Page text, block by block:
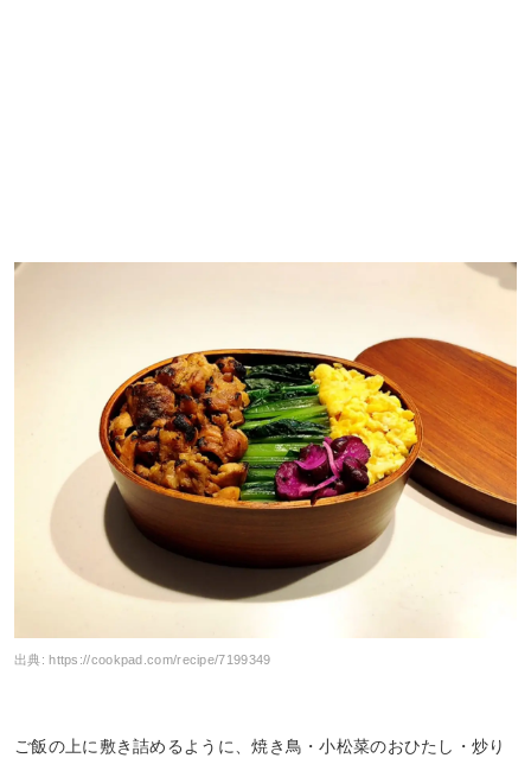
出典: https://cookpad.com/recipe/7199349
ご飯の上に敷き詰めるように、焼き鳥・小松菜のおひたし・炒り